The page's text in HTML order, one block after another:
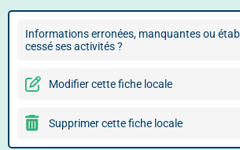
Informations erronées, manquantes ou
cessé ses activités ?
Modifier cette fiche locale
Supprimer cette fiche locale